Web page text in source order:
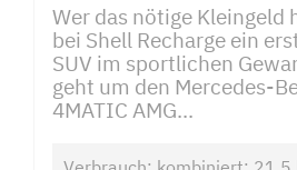
Wer das nötige Kleingeld
bei Shell Recharge ein
SUV im sportlichen
geht um den Mercedes-
4MATIC AMG...